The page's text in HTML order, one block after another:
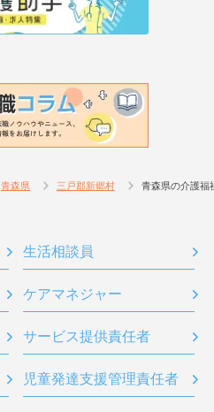
青森県 三戸郡新郷村 青森県の介護福
生活相談員
ケアマネジャー
サービス提供責任者
児童発達支援管理責任者